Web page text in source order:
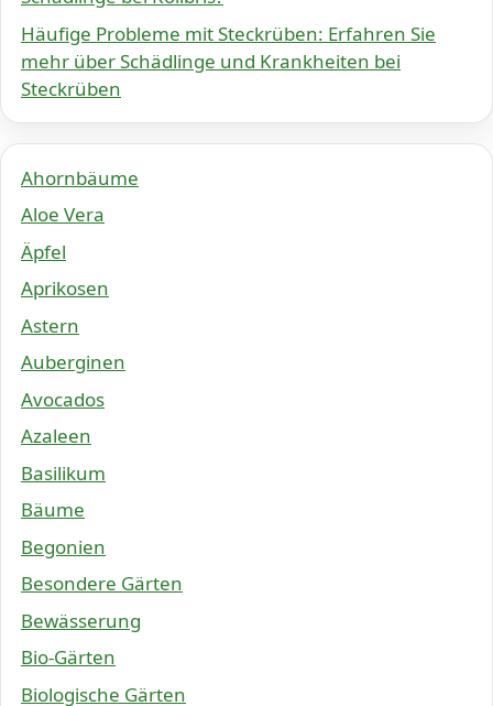
Häufige Probleme mit Steckrüben: Erfahren Sie
mehr über Schädlinge und Krankheiten bei
Steckrüben
Ahornbäume
Aloe Vera
Äpfel
Aprikosen
Astern
Auberginen
Avocados
Azaleen
Basilikum
Bäume
Begonien
Besondere Gärten
Bewässerung
Bio-Gärten
Biologische Gärten